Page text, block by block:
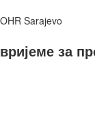
OHR Sarajevo
за